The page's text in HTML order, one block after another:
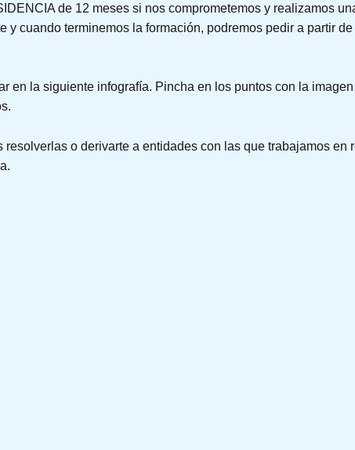
de 12 meses si nos comprometemos y realizamos
cuando terminemos la formación, podremos pedir a partir de
en la siguiente infografía. Pincha en los puntos con la imagen
o derivarte a entidades con las que trabajamos en